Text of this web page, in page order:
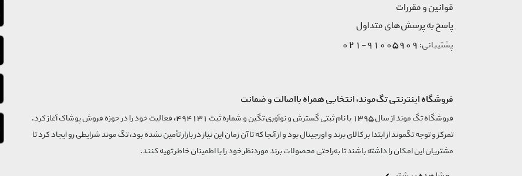
قوانین و مقررات
پاسخ به پرسش‌های متداول
پشتیبانی: 91005909-021
فروشگاه اینترنتی تگ‌موند، انتخابی همراه بااصالت و ضمانت
فروشگاه تگ موند از سال 1395 با نام ثبتی گسترش و نوآوری تگین و شماره ثبت 494131، فعالیت خود را در حوزه فروش پوشاک آغاز کرد.
تمرکز و توجه تگموند از ابتدا بر کالای برند و اورجینال بود و از آنجا که تا آن زمان این نیاز در بازار تأمین نشده بود، تگ موند شرایطی رو ایجاد کرد تا
مشتریان این امکان را داشته باشند تا به‌راحتی محصولات برند مورد‌نظر خود را با اطمینان خاطر تهیه کنند.